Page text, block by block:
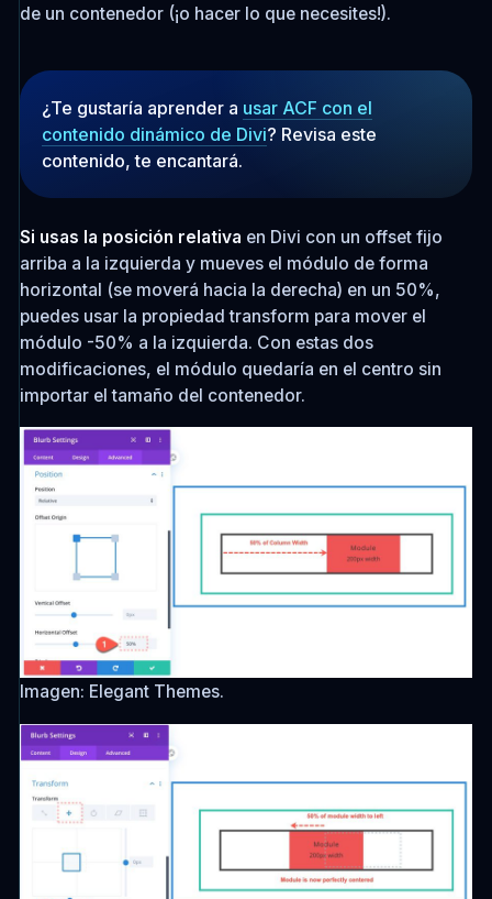
de un contenedor (¡o hacer lo que necesites!).
¿Te gustaría aprender a usar ACF con el
contenido dinámico de Divi? Revisa este
contenido, te encantará.
Si usas la posición relativa en Divi con un offset fijo
arriba a la izquierda y mueves el módulo de forma
horizontal (se moverá hacia la derecha) en un 50%,
puedes usar la propiedad transform para mover el
módulo -50% a la izquierda. Con estas dos
modificaciones, el módulo quedaría en el centro sin
importar el tamaño del contenedor.
Imagen: Elegant Themes.